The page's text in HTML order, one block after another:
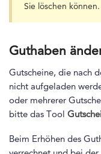
Sie löschen können.
Guthaben
Gutscheine, die nach
nicht aufgeladen
oder mehrerer
bitte das Tool
Beim Erhöhen des